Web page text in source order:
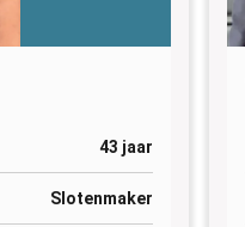
43 jaar
Slotenmaker